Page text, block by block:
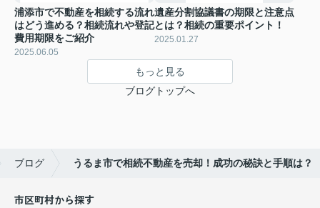
浦添市で不動産を相続する流れ
はどう進める？相続流れや登記
費用期限をご紹介
2025.06.05
遺産分割協議書の期限と注意点
とは？相続の重要ポイント！
2025.01.27
もっと見る
ブログトップへ
ブログ うるま市で相続不動産を売却！成功の秘訣と手順は？
市区町村から探す